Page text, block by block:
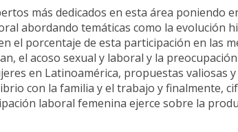
más dedicados en esta área poniendo
abordando temáticas como la evolución
el porcentaje de esta participación en las
el acoso sexual y laboral y la
en Latinoamérica, propuestas valiosas
con la familia y el trabajo y finalmente,
laboral femenina ejerce sobre la